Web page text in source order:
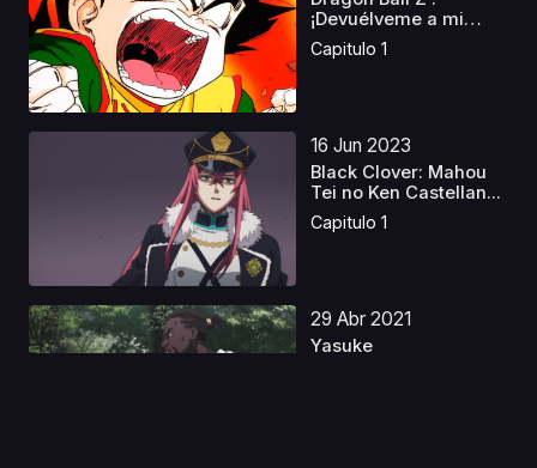
¡Devuélveme a mi
Gohan...
Capitulo 1
16 Jun 2023
Black Clover: Mahou
Tei no Ken Castellan...
Capitulo 1
29 Abr 2021
Yasuke